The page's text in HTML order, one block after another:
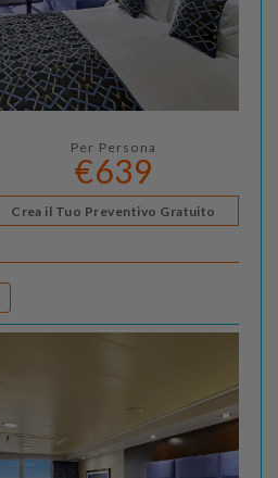
Per Persona
€639
Crea il Tuo Preventivo Gratuito